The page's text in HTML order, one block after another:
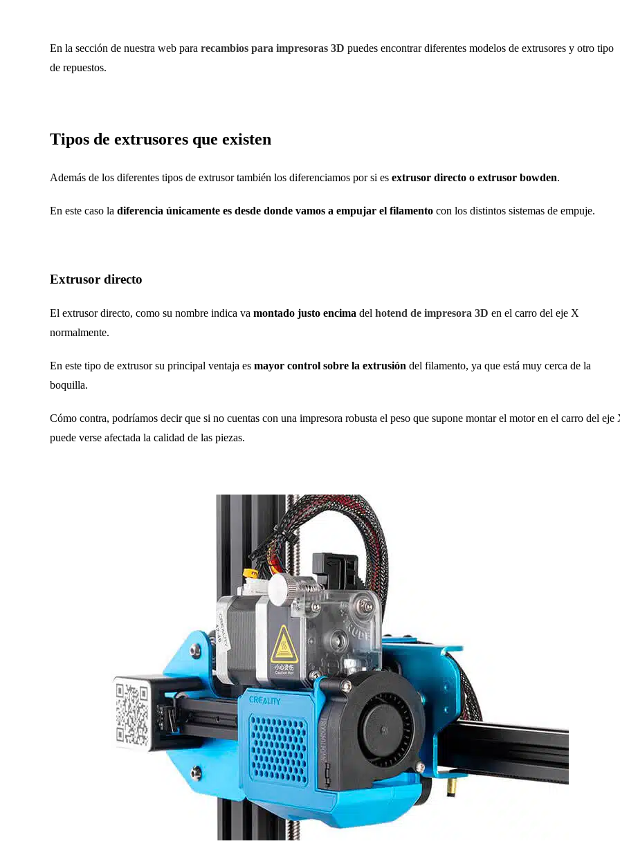
En la sección de nuestra web para recambios para impresoras 3D puedes encontrar diferentes modelos de extrusores y otro tipo
de repuestos.
Tipos de extrusores que existen
Además de los diferentes tipos de extrusor también los diferenciamos por si es extrusor directo o extrusor bowden.
En este caso la diferencia únicamente es desde donde vamos a empujar el filamento con los distintos sistemas de empuje.
Extrusor directo
El extrusor directo, como su nombre indica va montado justo encima del hotend de impresora 3D en el carro del eje X
normalmente.
En este tipo de extrusor su principal ventaja es mayor control sobre la extrusión del filamento, ya que está muy cerca de la
boquilla.
Cómo contra, podríamos decir que si no cuentas con una impresora robusta el peso que supone montar el motor en el carro del eje
puede verse afectada la calidad de las piezas.